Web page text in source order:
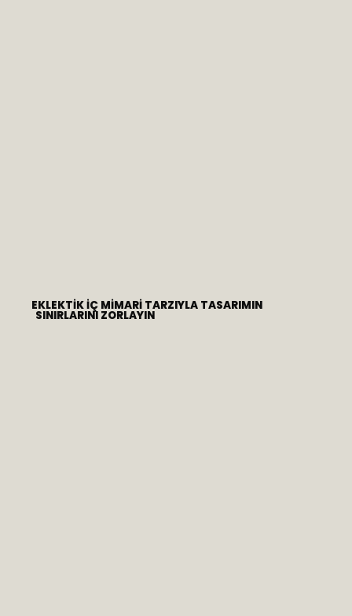
EKLEKTIK İÇ MIMARI TARZIYLA TASARIMIN
SINIRLARINI ZORLAYIN